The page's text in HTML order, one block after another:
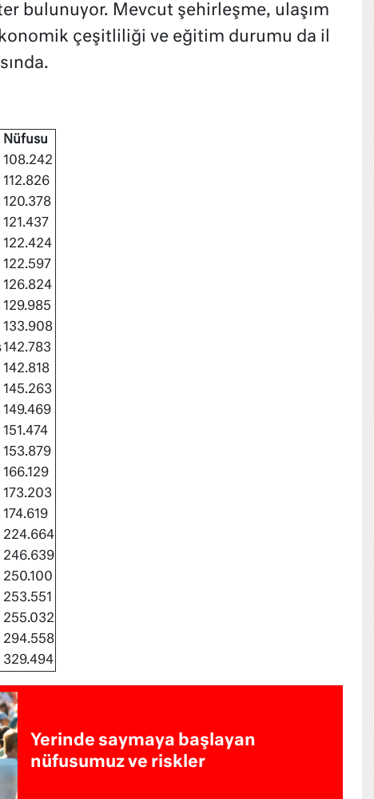
bulunuyor. Mevcut şehirleşme, ulaşım
çeşitliliği ve eğitim durumu da il
Nüfusu
108.242
112.826
120.378
121.437
122.424
122.597
126.824
129.985
133.908
142.783
142.818
145.263
149.469
151.474
153.879
166.129
173.203
174.619
224.664
246.639
250.100
253.551
255.032
294.558
329.494
Yerinde saymaya başlayan
nüfusumuz ve riskler